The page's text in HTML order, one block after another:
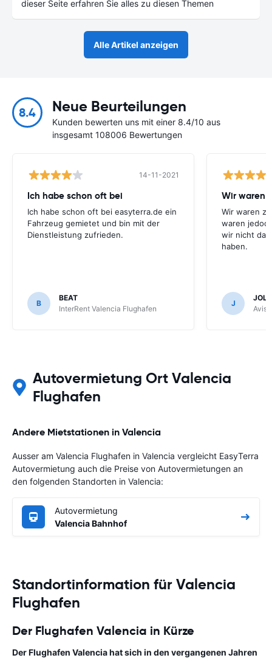
dieser Seite erfahren Sie alles zu diesen Themen
Alle Artikel anzeigen
8.4 Neue Beurteilungen
Kunden bewerten uns mit einer 8.4/10 aus
insgesamt 108006 Bewertungen
14-11-2021
Ich habe schon oft bei
Ich habe schon oft bei easyterra.de ein
Fahrzeug gemietet und bin mit der
Dienstleistung zufrieden.
B
BEAT
InterRent Valencia Flughafen
Wir waren
Wir waren
waren
wir nicht
haben.
J
Avis
Autovermietung Ort Valencia
Flughafen
Andere Mietstationen in Valencia
Ausser am Valencia Flughafen in Valencia vergleicht EasyTerra
Autovermietung auch die Preise von Autovermietungen an
den folgenden Standorten in Valencia:
Autovermietung
Valencia Bahnhof
Standortinformation für Valencia
Flughafen
Der Flughafen Valencia in Kürze
DerFlughafen Valenciahat sich in den vergangenen Jahren